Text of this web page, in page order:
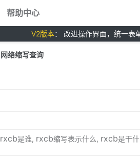
帮助中心
V2版本： 改进操作界面，统一表
网络缩写查询
rxcb是谁, rxcb缩写表示什么, rxcb是干